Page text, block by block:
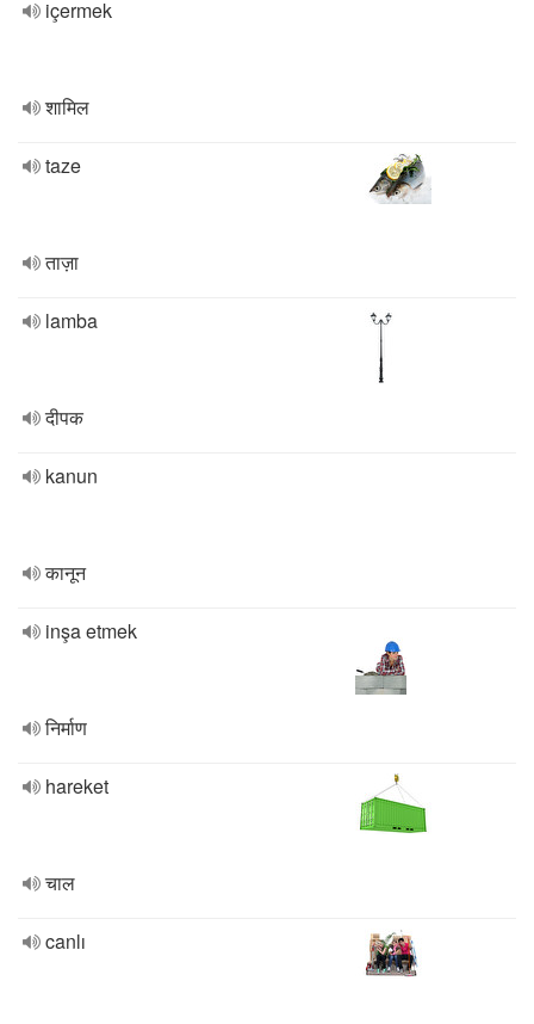
içermek
शामिल
taze
ताज़ा
lamba
दीपक
kanun
कानून
inşa etmek
निर्माण
hareket
चाल
canlı